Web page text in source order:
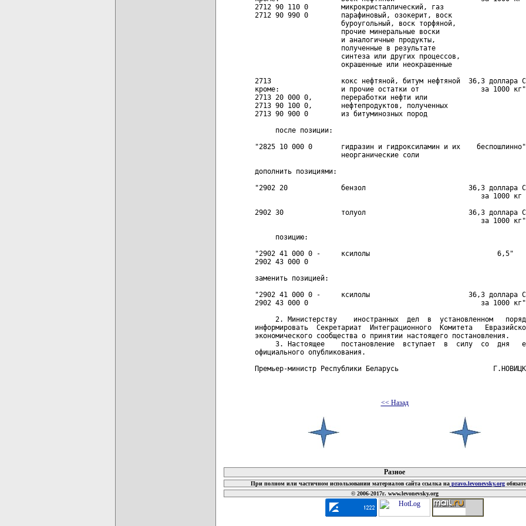
2712 90 110 0        микрокристаллический, газ
2712 90 990 0        парафиновый, озокерит, воск
                     буроугольный, воск торфяной,
                     прочие минеральные воски
                     и аналогичные продукты,
                     полученные в результате
                     синтеза или других процессов,
                     окрашенные или неокрашенные
2713                 кокс нефтяной, битум нефтяной  36,3 доллара
кроме:               и прочие остатки от               за 1000
2713 20 000 0,       переработки нефти или
2713 90 100 0,       нефтепродуктов, полученных
2713 90 900 0        из битуминозных пород
     после позиции:
"2825 10 000 0       гидразин и гидроксиламин и их    беспошлинно"
                     неорганические соли
дополнить позициями:
"2902 20             бензол                         36,3 доллара
                                                       за 1000 кг
2902 30              толуол                         36,3 доллара
за 1000
     позицию:
"2902 41 000 0 -     ксилолы                               6,5"
2902 43 000 0
заменить позицией:
"2902 41 000 0 -     ксилолы                        36,3 доллара
2902 43 000 0                                          за 1000
2. Министерству    иностранных  дел  в  установленном
информировать  Секретариат  Интеграционного  Комитета
экономического сообщества о принятии настоящего постановления.
3. Настоящее    постановление  вступает  в  силу  со  дня
официального опубликования.
Премьер-министр Республики Беларусь
<< Назад
Разное
При полном или частичном использовании материалов сайта ссылка наpravo.levonevsky.org
© 2006-2017г. www.levonevsky.org